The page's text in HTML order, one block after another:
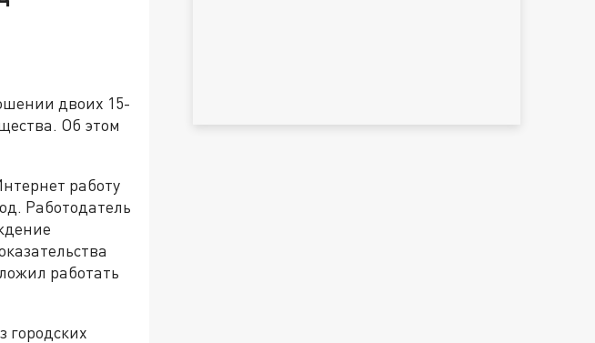
двоих 15-
Об этом
работу
Работодатель
работать
городских